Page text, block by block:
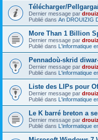
Télécharger/
Dernier message par
Publié dans An DROUIZIG
More Than 1 Billion
Dernier message par
Publié dans L'informatique
Pennadoù-skrid
Dernier message par
Publié dans L'informatique
Liste des LIPs pour
Dernier message par
Publié dans L'informatique
Le K barré breton a
Dernier message par
Publié dans L'informatique